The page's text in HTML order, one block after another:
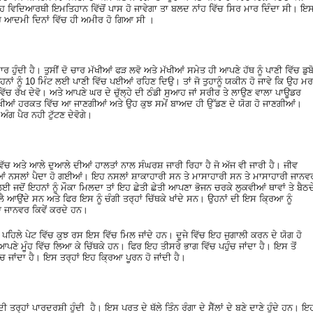
ਇਮਤਿਹਾਨ ਵਿੱਚੋਂ ਪਾਸ ਹੋ ਜਾਵੇਗਾ ਤਾ ਬਲਦ ਨਾਂਹ ਵਿੱਚ ਸਿਰ ਮਾਰ ਦਿੰਦਾ ਸੀ।
ਦਿਨਾਂ ਵਿੱਚ ਹੀ ਅਮੀਰ ਹੋ ਗਿਆ ਸੀ ।
ਹੁੰਦੀ ਹੈ। ਤੁਸੀਂ ਦੋ ਚਾਰ ਮੱਖੀਆਂ ਫੜ ਲਵੋ ਅਤੇ ਮੱਖੀਆਂ ਸਮੇਤ ਹੀ ਆਪਣੇ ਹੱਥ ਨੂੰ ਪਾਣੀ ਵਿੱਚ ਡੁਬੋ
ਨੂੰ 10 ਮਿੰਟ ਲਈ ਪਾਣੀ ਵਿੱਚ ਪਈਆਂ ਰਹਿਣ ਦਿਉ। ਤਾਂ ਜੋ ਤੁਹਾਨੂੰ ਯਕੀਨ ਹੋ ਜਾਵੇ ਕਿ ਉਹ ਮਰ
ਰੱਖ ਦੇਵੋ। ਅਤੇ ਆਪਣੇ ਘਰ ਦੇ ਚੁੱਲ੍ਹੇ ਦੀ ਠੰਡੀ ਸੁਆਹ ਜਾਂ ਸਰੀਰ ਤੇ ਲਾਉਣ ਵਾਲਾ ਪਾਊਡਰ
ਹਰਕਤ ਵਿੱਚ ਆ ਜਾਣਗੀਆਂ ਅਤੇ ਉਹ ਕੁਝ ਸਮੇਂ ਬਾਅਦ ਹੀ ਉੱਡਣ ਦੇ ਯੋਗ ਹੋ ਜਾਣਗੀਆਂ।
ਪੈਰ ਨਹੀ ਟੁੱਟਣ ਦੇਵੋਗੇ।
ਅਤੇ ਆਲੇ ਦੁਆਲੇ ਦੀਆਂ ਹਾਲਤਾਂ ਨਾਲ ਸੰਘਰਸ਼ ਜਾਰੀ ਰਿਹਾ ਹੈ ਜੋ ਅੱਜ ਵੀ ਜਾਰੀ ਹੈ। ਜੀਵ
ਪੈਦਾ ਹੋ ਗਈਆਂ। ਇਹ ਨਸਲਾਂ ਸ਼ਾਕਾਹਾਰੀ ਸਨ ਤੇ ਮਾਸਾਹਾਰੀ ਸਨ ਤੇ ਮਾਸਾਹਾਰੀ
ਜਦੋਂ ਇਹਨਾਂ ਨੂੰ ਮੌਕਾ ਮਿਲਦਾ ਤਾਂ ਇਹ ਛੇਤੀ ਛੇਤੀ ਆਪਣਾ ਭੋਜਨ ਚਰਕੇ ਲੁਕਵੀਆਂ ਥਾਵਾਂ ਤੇ
ਆਉਂਦੇ ਸਨ ਅਤੇ ਫਿਰ ਇਸ ਨੂੰ ਚੰਗੀ ਤਰ੍ਹਾਂ ਚਿੱਥਕੇ ਖਾਂਦੇ ਸਨ। ਉਹਨਾਂ ਦੀ ਇਸ ਕ੍ਰਿਆ ਨੂੰ
ਕਿਵੇਂ ਕਰਦੇ ਹਨ।
ਪੇਟ ਵਿੱਚ ਕੁਝ ਰਸ ਇਸ ਵਿੱਚ ਮਿਲ ਜਾਂਦੇ ਹਨ। ਦੂਜੇ ਵਿੱਚ ਇਹ ਜੁਗਾਲੀ ਕਰਨ ਦੇ ਯੋਗ ਹੋ
ਮੂੰਹ ਵਿੱਚ ਲਿਆ ਕੇ ਚਿੱਥਕੇ ਹਨ। ਫਿਰ ਇਹ ਤੀਸਰੇ ਭਾਗ ਵਿੱਚ ਪਹੁੰਚ ਜਾਂਦਾ ਹੈ। ਇਸ ਤੋਂ
ਹੈ। ਇਸ ਤਰ੍ਹਾਂ ਇਹ ਕ੍ਰਿਆ ਪੂਰਨ ਹੋ ਜਾਂਦੀ ਹੈ।
ਤਰ੍ਹਾਂ ਪਾਰਦਰਸ਼ੀ ਹੁੰਦੀ ਹੈ। ਇਸ ਪਰਤ ਦੇ ਥੱਲੇ ਤਿੰਨ ਰੰਗਾ ਦੇ ਸੈੱਲਾਂ ਦੇ ਬਣੇ ਦਾਣੇ ਹੁੰਦੇ ਹਨ।